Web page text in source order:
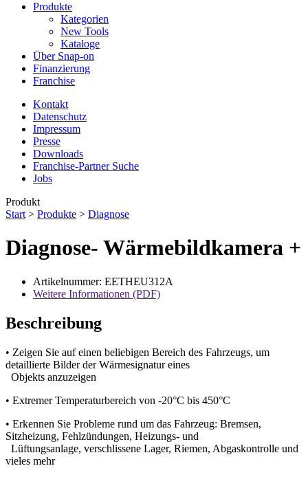
Produkte
Kategorien
New Tools
Kataloge
Über Snap-on
Finanzierung
Franchise
Kontakt
Datenschutz
Impressum
Presse
Downloads
Franchise-Partner Suche
Jobs
Produkt
Start > Produkte > Diagnose
Diagnose- Wärmebildkamera +
Artikelnummer: EETHEU312A
Weitere Informationen (PDF)
Beschreibung
• Zeigen Sie auf einen beliebigen Bereich des Fahrzeugs, um
detaillierte Bilder der Wärmesignatur eines
Objekts anzuzeigen
• Extremer Temperaturbereich von -20°C bis 450°C
• Erkennen Sie Probleme rund um das Fahrzeug: Bremsen,
Sitzheizung, Fehlzündungen, Heizungs- und
Lüftungsanlage, verschlissene Lager, Riemen, Abgaskontrolle und
vieles mehr